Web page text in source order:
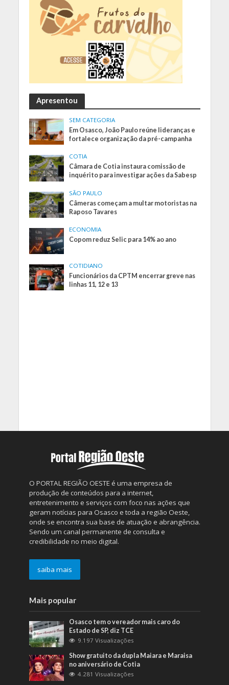
Apresentou
SEM CATEGORIA
Em Osasco, João Paulo reúne lideranças e
fortalece organização da pré-campanha
COTIA
Câmara de Cotia instaura comissão de
inquérito para investigar ações da Sabesp
SÃO PAULO
Câmeras começam a multar motoristas na
Raposo Tavares
ECONOMIA
Copom reduz Selic para 14% ao ano
COTIDIANO
Funcionários da CPTM encerrar greve nas
linhas 11, 12 e 13
O PORTAL REGIÃO OESTE é uma empresa de
produção de conteúdos para a internet,
entretenimento e serviços com foco nas ações que
geram notícias para Osasco e toda a região Oeste,
onde se encontra sua base de atuação e abrangência.
Sendo um canal permanente de consulta e
credibilidade no meio digital.
saiba mais
Mais popular
Osasco tem o vereador mais caro do
Estado de SP, diz TCE
9.197 Visualizações
Show gratuito da dupla Maiara e Maraisa
no aniversário de Cotia
4.281 Visualizações